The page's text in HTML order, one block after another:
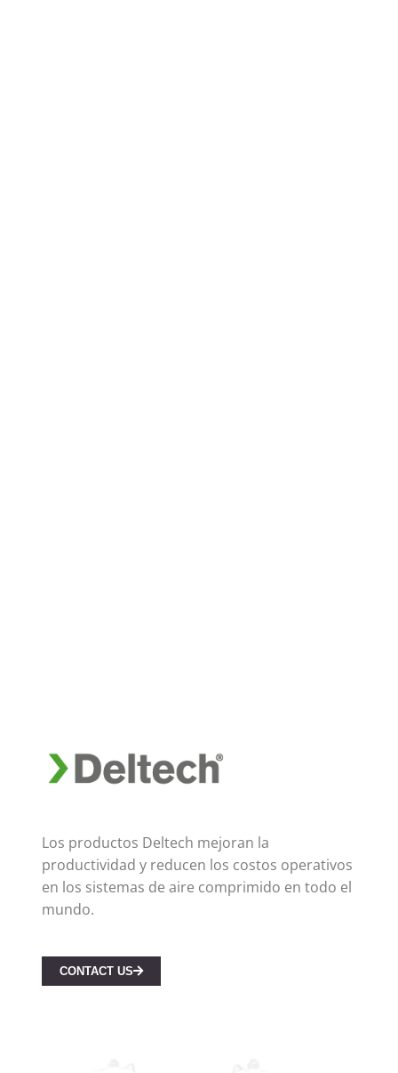
Los productos Deltech mejoran la
productividad y reducen los costos operativos
en los sistemas de aire comprimido en todo el
mundo.
CONTACT US